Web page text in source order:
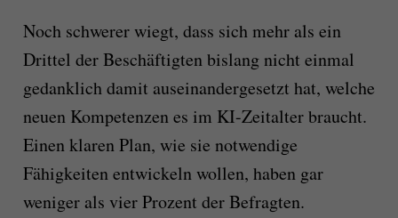
Noch schwerer wiegt, dass sich mehr als ein
Drittel der Beschäftigten bislang nicht einmal
gedanklich damit auseinandergesetzt hat, welche
neuen Kompetenzen es im KI-Zeitalter braucht.
Einen klaren Plan, wie sie notwendige
Fähigkeiten entwickeln wollen, haben gar
weniger als vier Prozent der Befragten.